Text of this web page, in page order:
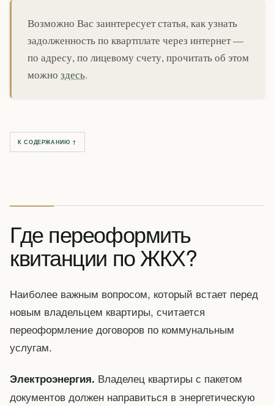
Возможно Вас заинтересует статья, как узнать
задолженность по квартплате через интернет —
по адресу, по лицевому счету, прочитать об этом
можно здесь.
К СОДЕРЖАНИЮ ↑
Где переоформить
квитанции по ЖКХ?
Наиболее важным вопросом, который встает перед
новым владельцем квартиры, считается
переоформление договоров по коммунальным
услугам.
Электроэнергия. Владелец квартиры с пакетом
документов должен направиться в энергетическую